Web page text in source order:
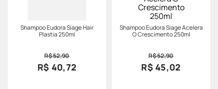
Shampoo Eudora Siage Hair
Plastia 250ml
R$ 52,90
R$ 40,72
Shampoo Eudora Siage Acelera
O Crescimento 250ml
R$ 52,90
R$ 45,02